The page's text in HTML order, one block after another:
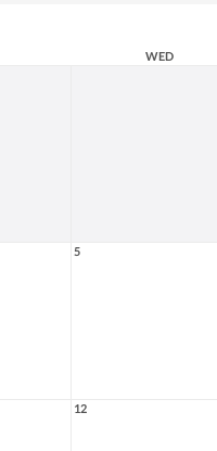
WED
5
12